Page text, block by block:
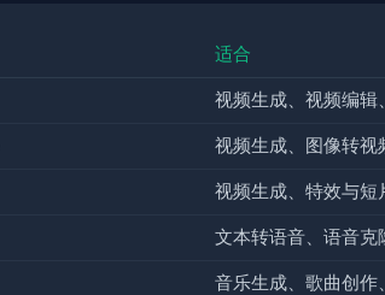
适合
视频生成、视频编辑
视频生成、图像转视
视频生成、特效与短
文本转语音、语音克
音乐生成、歌曲创作